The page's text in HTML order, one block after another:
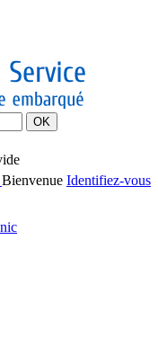
OK
Bienvenue Identifiez-vous